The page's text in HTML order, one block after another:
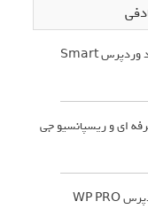
افزونه نوتیفیکیشن هوشمند وردپرس Smart
ای و ریسپانسیو جی
افزونه مدیریت تبلیغات وردپرس WP PRO